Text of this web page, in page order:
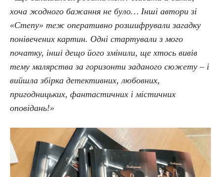
хоча жодного бажання не було… Інші автори зі
«Степу» теж оперативно розшифрували загадку
понівечених картин. Одні стартували з мого
початку, інші дещо його змінили, ще хтось вивів
тему малярства за горизонти заданого сюжету – і
вийшла збірка детективних, любовних,
пригодницьких, фантастичних і містичних
оповідань!»